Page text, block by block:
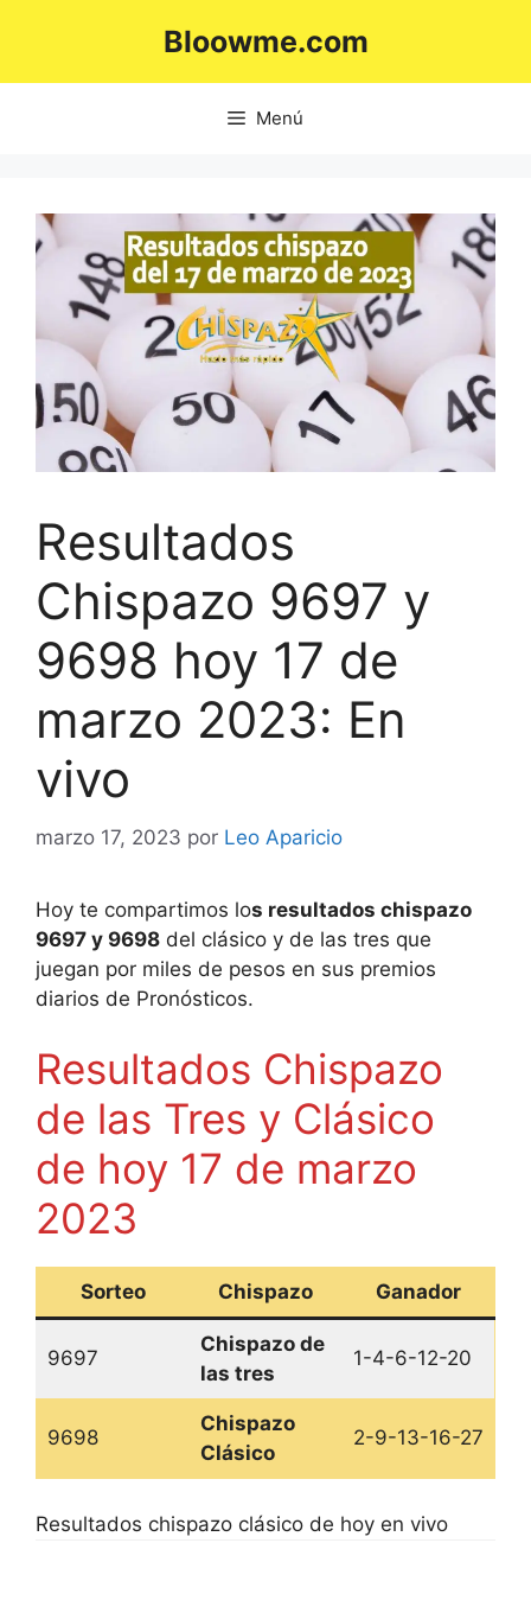
Bloowme.com
Menú
Resultados
Chispazo 9697 y
9698 hoy 17 de
marzo 2023: En
vivo
marzo 17, 2023 por Leo Aparicio
Hoy te compartimos los resultados chispazo
9697 y 9698 del clásico y de las tres que
juegan por miles de pesos en sus premios
diarios de Pronósticos.
Resultados Chispazo
de las Tres y Clásico
de hoy 17 de marzo
2023
Sorteo Chispazo Ganador
9697
Chispazo de
las tres
1-4-6-12-20
9698
Chispazo
Clásico
2-9-13-16-27
Resultados chispazo clásico de hoy en vivo